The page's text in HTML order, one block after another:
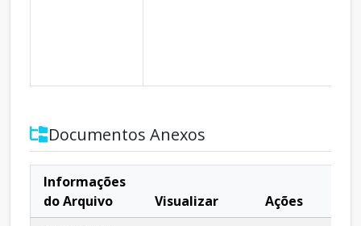
Documentos Anexos
Informações
do Arquivo
Visualizar Ações